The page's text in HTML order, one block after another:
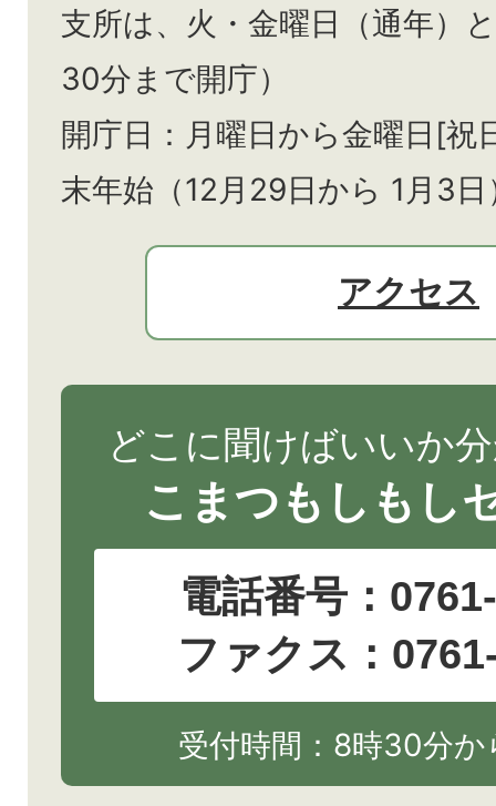
支所は、火・金曜日（通年）と
30分まで開庁）
開庁日：月曜日から金曜日[祝
末年始（12月29日から 1月3
アクセス
どこに聞けばいいか
こまつもしもし
電話番号：
ファクス：
受付時間：8時30分